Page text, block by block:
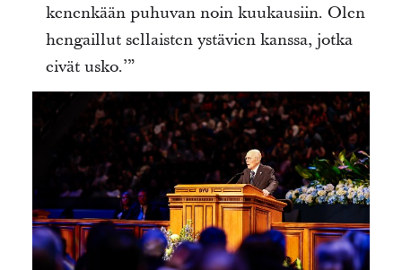
kenenkään puhuvan noin kuukausiin. Olen
hengaillut sellaisten ystävien kanssa, jotka
eivät usko.’”